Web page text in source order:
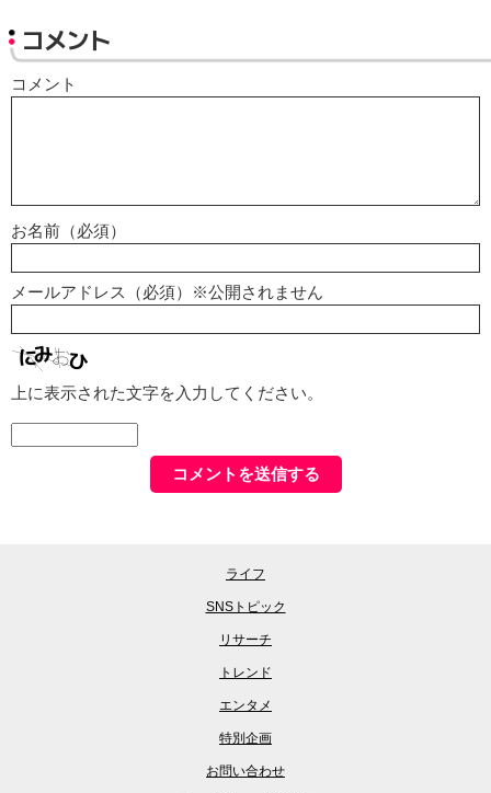
コメント
コメント
お名前（必須）
メールアドレス（必須）※公開されません
上に表示された文字を入力してください。
ライフ
SNSトピック
リサーチ
トレンド
エンタメ
特別企画
お問い合わせ